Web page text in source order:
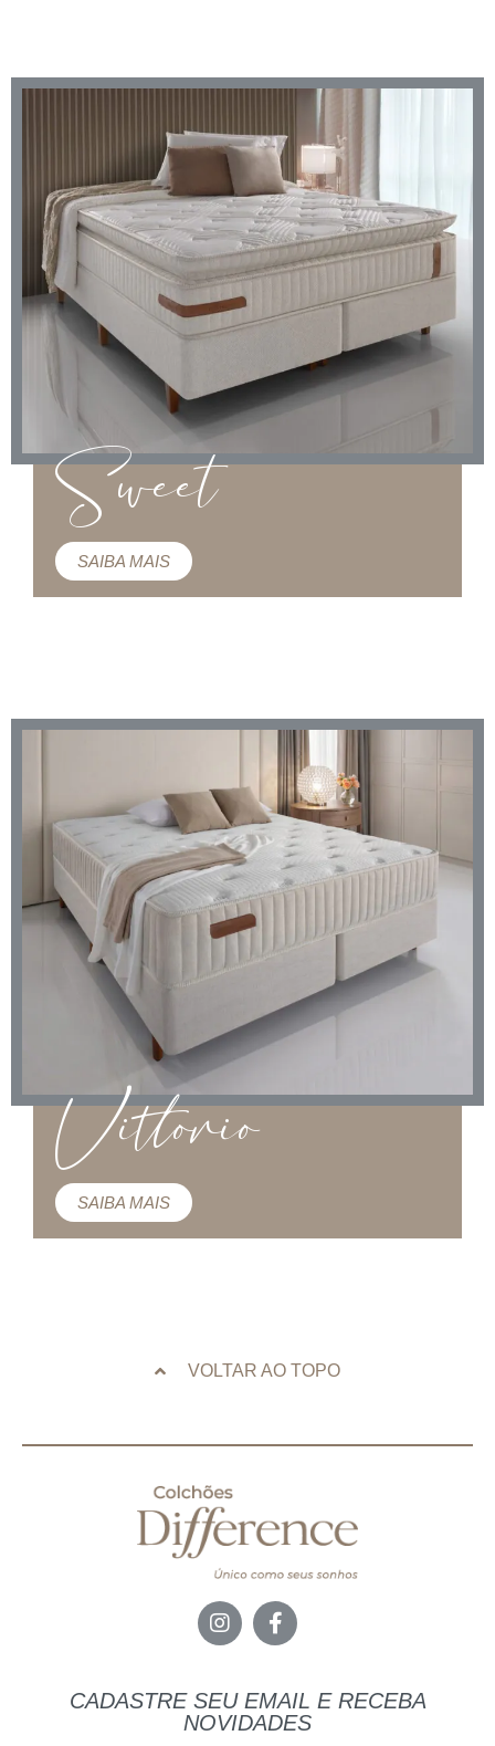
Sweet
SAIBA MAIS
Vittorio
SAIBA MAIS
VOLTAR AO TOPO
CADASTRE SEU EMAIL E RECEBA
NOVIDADES